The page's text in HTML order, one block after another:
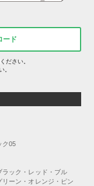
ード
ださい。
。
ク05
ラック・レッド・ブル
ーン・オレンジ・ピン